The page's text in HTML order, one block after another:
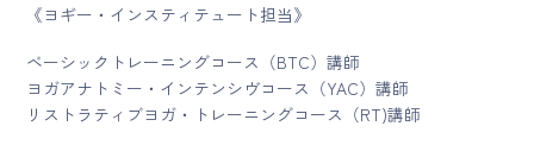
《ヨギー・インスティテュート担当》
ベーシックトレーニングコース（BTC）講師
ヨガアナトミー・インテンシヴコース（YAC）講師
リストラティブヨガ・トレーニングコース（RT)講師